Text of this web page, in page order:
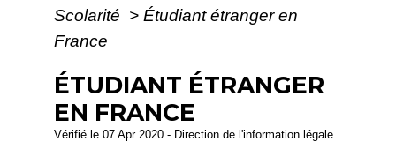
Scolarité > Étudiant étranger en
France
ÉTUDIANT ÉTRANGER
EN FRANCE
Vérifié le 07 Apr 2020 - Direction de l'information légale